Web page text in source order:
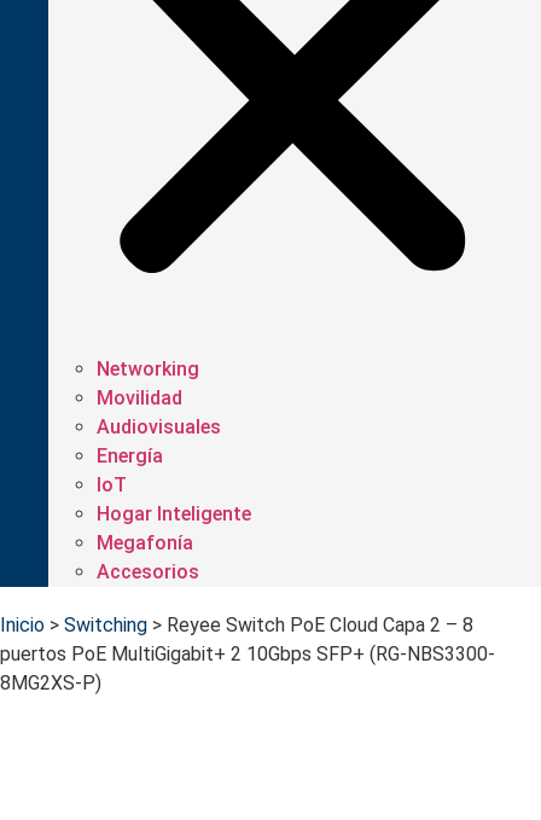
Networking
Movilidad
Audiovisuales
Energía
IoT
Hogar Inteligente
Megafonía
Accesorios
Inicio > Switching > Reyee Switch PoE Cloud Capa 2 – 8
puertos PoE MultiGigabit+ 2 10Gbps SFP+ (RG-NBS3300-
8MG2XS-P)